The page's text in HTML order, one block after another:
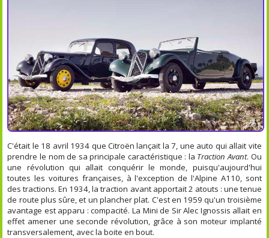
C'était le 18 avril 1934 que Citroën lançait la 7, une auto qui allait vite
prendre le nom de sa principale caractéristique : la Traction Avant. Ou
une révolution qui allait conquérir le monde, puisqu'aujourd'hui
toutes les voitures françaises, à l'exception de l'Alpine A110, sont
des tractions. En 1934, la traction avant apportait 2 atouts : une tenue
de route plus sûre, et un plancher plat. C'est en 1959 qu'un troisième
avantage est apparu : compacité. La Mini de Sir Alec Ignossis allait en
effet amener une seconde révolution, grâce à son moteur implanté
transversalement, avec la boite en bout.